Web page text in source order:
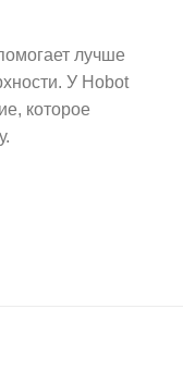
лучше
У Hobot
которое